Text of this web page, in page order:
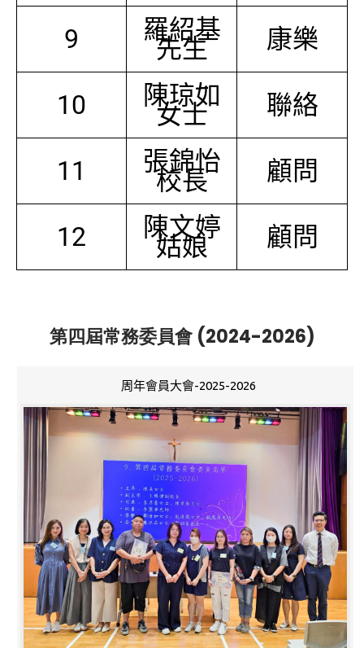
9 羅紹基
先生 康樂
10 陳琼如
女士 聯絡
11 張錦怡
校長 顧問
12 陳文婷
姑娘 顧問
第四屆常務委員會 (2024-2026)
周年會員大會-2025-2026